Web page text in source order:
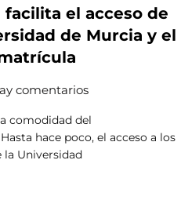
el acceso de
de Murcia y el
comentarios
comodidad del
hace poco, el acceso a los
la Universidad